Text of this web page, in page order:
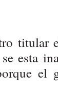
titular
esta
el